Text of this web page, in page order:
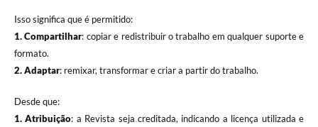
Isso significa que é permitido:
1. Compartilhar: copiar e redistribuir o trabalho em qualquer suporte e
formato.
2. Adaptar: remixar, transformar e criar a partir do trabalho.
Desde que:
1. Atribuição: a Revista seja creditada, indicando a licença utilizada e